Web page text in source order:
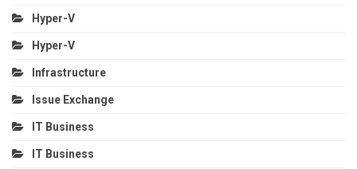
Hyper-V
Hyper-V
Infrastructure
Issue Exchange
IT Business
IT Business